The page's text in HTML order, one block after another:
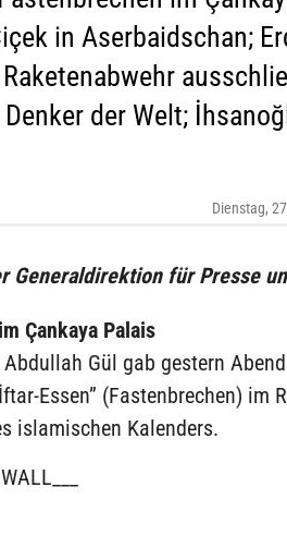
in Aserbaidschan;
der Welt;
Dienstag,
Generaldirektion für Presse
Çankaya Palais
Gül gab gestern
Essen” (Fastenbrechen) im
islamischen Kalenders.